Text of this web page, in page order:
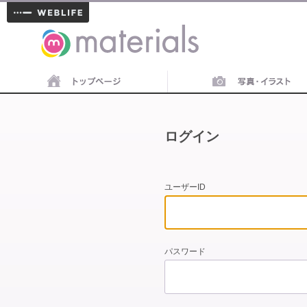
materials
ログイン
ユーザーID
パスワード